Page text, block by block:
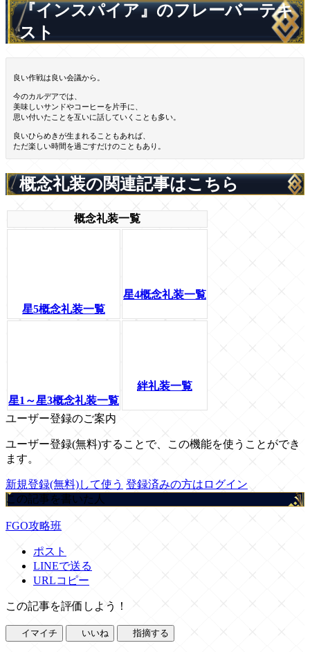
『インスパイア』のフレーバーテキ
スト
良い作戦は良い会議から。
今のカルデアでは、
美味しいサンドやコーヒーを片手に、
思い付いたことを互いに話していくことも多い。
良いひらめきが生まれることもあれば、
ただ楽しい時間を過ごすだけのこともあり。
概念礼装の関連記事はこちら
概念礼装一覧
星5概念礼装一覧
星4概念礼装一覧
星1～星3概念礼装一覧
絆礼装一覧
ユーザー登録のご案内
ユーザー登録(無料)することで、この機能を使うことができ
ます。
新規登録(無料)して使う 登録済みの方はログイン
この記事を書いた人
FGO攻略班
ポスト
LINEで送る
URLコピー
この記事を評価しよう！
イマイチ いいね 指摘する